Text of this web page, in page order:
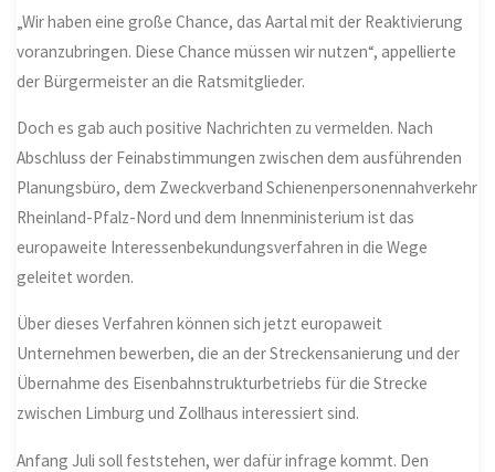
„Wir haben eine große Chance, das Aartal mit der Reaktivierung
voranzubringen. Diese Chance müssen wir nutzen“, appellierte
der Bürgermeister an die Ratsmitglieder.
Doch es gab auch positive Nachrichten zu vermelden. Nach
Abschluss der Feinabstimmungen zwischen dem ausführenden
Planungsbüro, dem Zweckverband Schienenpersonennahverkehr
Rheinland-Pfalz-Nord und dem Innenministerium ist das
europaweite Interessenbekundungsverfahren in die Wege
geleitet worden.
Über dieses Verfahren können sich jetzt europaweit
Unternehmen bewerben, die an der Streckensanierung und der
Übernahme des Eisenbahnstrukturbetriebs für die Strecke
zwischen Limburg und Zollhaus interessiert sind.
Anfang Juli soll feststehen, wer dafür infrage kommt. Den